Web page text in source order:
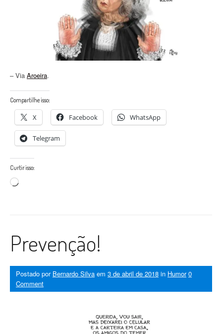
– Via Aroeira.
Compartilhe isso:
X Facebook WhatsApp
Telegram
Curtir isso:
Carregando...
Prevenção!
Postado por Bernardo Silva em 3 de abril de 2018 in Humor 0
Comment